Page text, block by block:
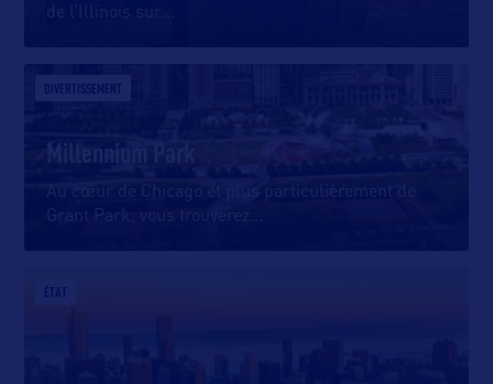
de l’Illinois sur
DIVERTISSEMENT
Millennium Park
Au cœur de Chicago et plus particulièrement de
Grant Park, vous trouverez
ÉTAT